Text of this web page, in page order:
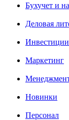
Бухучет и
Деловая
Маркетинг
Новинки
Персонал